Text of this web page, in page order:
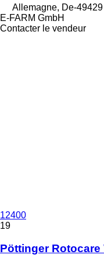
Allemagne, De-
E-FARM GmbH
Contacter le vendeur
12400
19
Pöttinger Rotocare